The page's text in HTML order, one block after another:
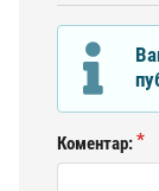
Коментар: